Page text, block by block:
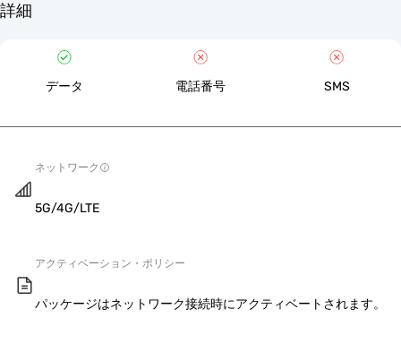
詳細
データ 電話番号 SMS
ネットワーク
5G/4G/LTE
アクティベーション・ポリシー
パッケージはネットワーク接続時にアクティベートされます。